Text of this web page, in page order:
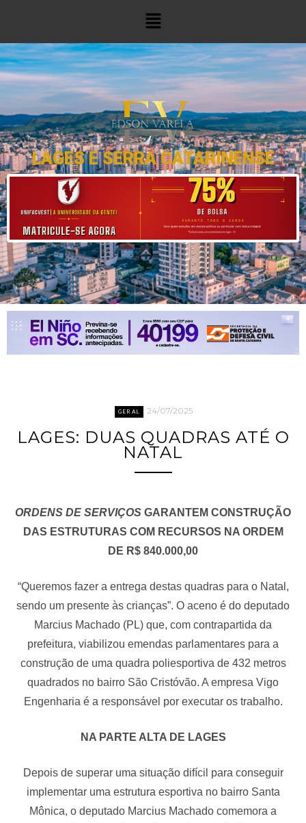
LAGES E SERRA CATARINENSE
GERAL 24/07/2025
LAGES: DUAS QUADRAS ATÉ O
NATAL
ORDENS DE SERVIÇOS GARANTEM CONSTRUÇÃO
DAS ESTRUTURAS COM RECURSOS NA ORDEM
DE R$ 840.000,00
“Queremos fazer a entrega destas quadras para o Natal,
sendo um presente às crianças”. O aceno é do deputado
Marcius Machado (PL) que, com contrapartida da
prefeitura, viabilizou emendas parlamentares para a
construção de uma quadra poliesportiva de 432 metros
quadrados no bairro São Cristóvão. A empresa Vigo
Engenharia é a responsável por executar os trabalho.
NA PARTE ALTA DE LAGES
Depois de superar uma situação difícil para conseguir
implementar uma estrutura esportiva no bairro Santa
Mônica, o deputado Marcius Machado comemora a